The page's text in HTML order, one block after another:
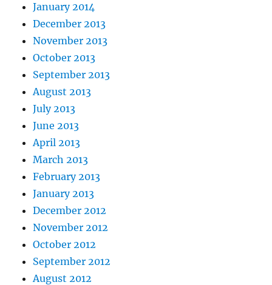
January 2014
December 2013
November 2013
October 2013
September 2013
August 2013
July 2013
June 2013
April 2013
March 2013
February 2013
January 2013
December 2012
November 2012
October 2012
September 2012
August 2012